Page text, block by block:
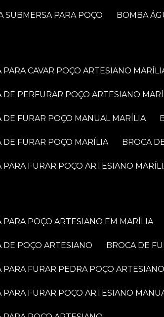
SUBMERSA PARA POÇO BOMBA
PARA CAVAR POÇO ARTESIANO
DE PERFURAR POÇO ARTESIANO
DE FURAR POÇO MANUAL MARÍLIA
DE FURAR POÇO MARÍLIA BROCA
PARA FURAR POÇO ARTESIANO
PARA POÇO ARTESIANO EM MARÍLIA
DE POÇO ARTESIANO BROCA DE
PARA FURAR PEDRA POÇO ARTESIANO
PARA FURAR POÇO ARTESIANO